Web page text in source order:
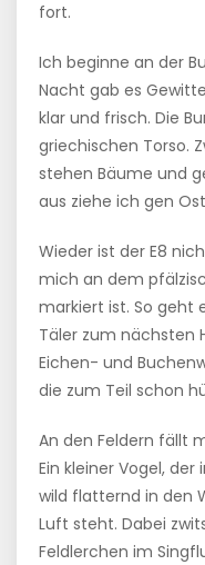
fort.
Ich beginne an der
Nacht gab es
klar und frisch. Die
griechischen Torso.
stehen Bäume und
aus ziehe ich gen
Wieder ist der E8
mich an dem
markiert ist. So geht
Täler zum nächsten
Eichen- und
die zum Teil schon
An den Feldern fällt
Ein kleiner Vogel,
wild flatternd in den
Luft steht. Dabei
Feldlerchen im